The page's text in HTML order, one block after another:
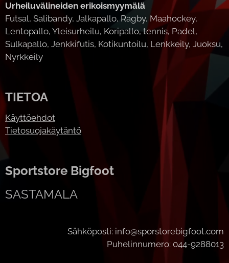
Urheiluvälineiden erikoismyymälä
Futsal, Salibandy, Jalkapallo, Ragby, Maahockey,
Lentopallo, Yleisurheilu, Koripallo, tennis, Padel,
Sulkapallo, Jenkkifutis, Kotikuntoilu, Lenkkeily, Juoksu,
Nyrkkeily
TIETOA
Käyttöehdot
Tietosuojakäytäntö
Sportstore Bigfoot
SASTAMALA
Sähköposti: info@sporstorebigfoot.com
Puhelinnumero: 044-9288013